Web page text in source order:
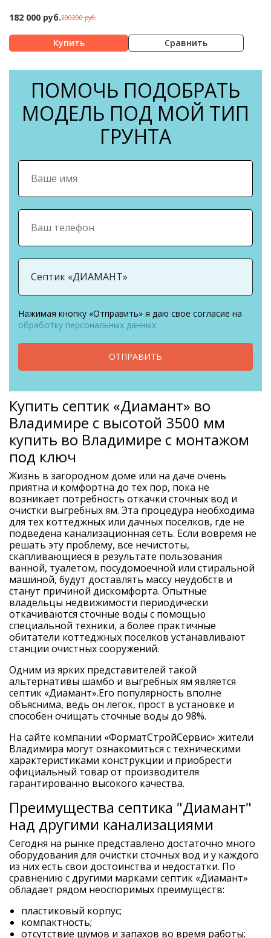
182 000 руб.200200 руб.
Сравнить
ПОМОЧЬ ПОДОБРАТЬ
МОДЕЛЬ ПОД МОЙ ТИП
ГРУНТА
Нажимая кнопку «Отправить» я даю свое согласие на
обработку персональных данных
ОТПРАВИТЬ
Купить септик «Диамант» во
Владимире с высотой 3500 мм
купить во Владимире с монтажом
под ключ
Жизнь в загородном доме или на даче очень
приятна и комфортна до тех пор, пока не
возникает потребность откачки сточных вод и
очистки выгребных ям. Эта процедура необходима
для тех коттеджных или дачных поселков, где не
подведена канализационная сеть. Если вовремя не
решать эту проблему, все нечистоты,
скапливающиеся в результате пользования
ванной, туалетом, посудомоечной или стиральной
машиной, будут доставлять массу неудобств и
станут причиной дискомфорта. Опытные
владельцы недвижимости периодически
откачиваются сточные воды с помощью
специальной техники, а более практичные
обитатели коттеджных поселков устанавливают
станции очистных сооружений.
Одним из ярких представителей такой
альтернативы шамбо и выгребных ям является
септик «Диамант».Его популярность вполне
объяснима, ведь он легок, прост в установке и
способен очищать сточные воды до 98%.
На сайте компании «ФорматСтройСервис» жители
Владимира могут ознакомиться с техническими
характеристиками конструкции и приобрести
официальный товар от производителя
гарантированно высокого качества.
Преимущества септика "Диамант"
над другими канализациями
Сегодня на рынке представлено достаточно много
оборудования для очистки сточных вод и у каждого
из них есть свои достоинства и недостатки. По
сравнению с другими марками септик «Диамант»
обладает рядом неоспоримых преимуществ:
пластиковый корпус;
компактность;
отсутствие шумов и запахов во время работы;